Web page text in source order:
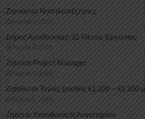
Ζητούνται Νοσηλευτές/τριες
August 5, 2026
Δήμος Αμαθούντας: 11 Θέσεις Εργασίας
August 5, 2026
Ζητείται Project Manager
August 5, 2026
Ζητούνται Ταμίες (μισθός €1.200 – €1.350
August 5, 2026
Ζητείται Υπεύθυνος/η Λογιστηρίου